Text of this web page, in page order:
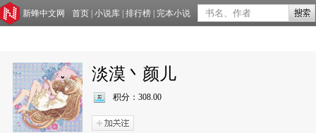
新蜂中文网 首页 小说库 排行榜 完本小说
淡漠丶颜儿
积分： 308.00